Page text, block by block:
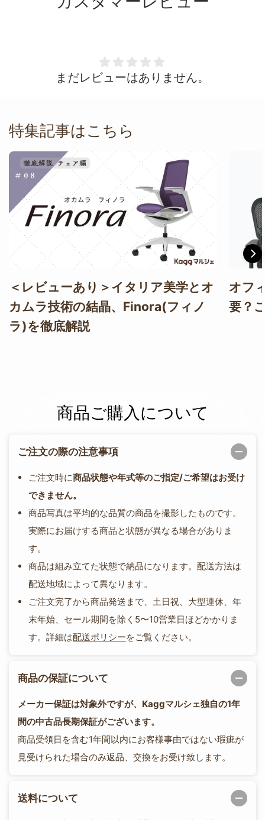
まだレビューはありません。
特集記事はこちら
＜レビューあり＞イタリア美学とオ
カムラ技術の結晶、Finora(フィノ
ラ)を徹底解説
オフ
要？
商品ご購入について
ご注文の際の注意事項
ご注文時に商品状態や年式等のご指定/ご希望はお受け
できません。
商品写真は平均的な品質の商品を撮影したものです。
実際にお届けする商品と状態が異なる場合がありま
す。
商品は組み立てた状態で納品になります。配送方法は
配送地域によって異なります。
ご注文完了から商品発送まで、土日祝、大型連休、年
末年始、セール期間を除く5〜10営業日ほどかかりま
す。詳細は配送ポリシーをご覧ください。
商品の保証について
メーカー保証は対象外ですが、Kaggマルシェ独自の1年
間の中古品長期保証がございます。
商品受領日を含む1年間以内にお客様事由ではない瑕疵が
見受けられた場合のみ返品、交換をお受け致します。
送料について